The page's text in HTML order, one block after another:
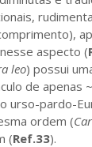
aspecto (
leo) possui
de apenas
urso-pardo-
ordem (
(Ref.33).